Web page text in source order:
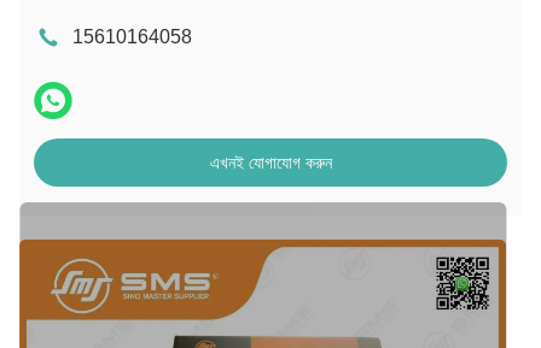
15610164058
এখনই যোগাযোগ করুন